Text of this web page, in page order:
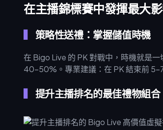
在主播錦標賽中發揮最大
策略性送禮：掌握儲值時機
在 Bigo Live 的 PK 對戰中，時機就是
40-50%。專業建議：在 PK 結束前 5-
提升主播排名的最佳禮物組合